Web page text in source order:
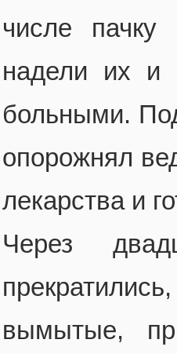
числе
надели их и
больными.
опорожнял
лекарства и
Через
вымытые,